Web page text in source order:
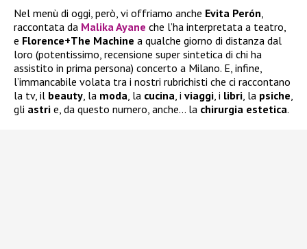
Nel menù di oggi, però, vi offriamo anche Evita Perón,
raccontata da Malika Ayane che l’ha interpretata a teatro,
e Florence+The Machine a qualche giorno di distanza dal
loro (potentissimo, recensione super sintetica di chi ha
assistito in prima persona) concerto a Milano. E, infine,
l’immancabile volata tra i nostri rubrichisti che ci raccontano
la tv, il beauty, la moda, la cucina, i viaggi, i libri, la psiche,
gli astri e, da questo numero, anche… la chirurgia estetica.